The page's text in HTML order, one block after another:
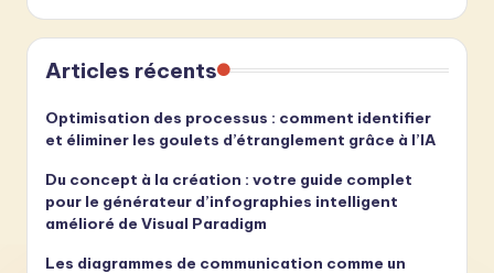
Articles récents
Optimisation des processus : comment identifier
et éliminer les goulets d’étranglement grâce à l’IA
Du concept à la création : votre guide complet
pour le générateur d’infographies intelligent
amélioré de Visual Paradigm
Les diagrammes de communication comme un